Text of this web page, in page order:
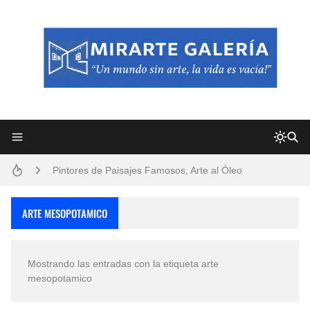
Pintores de Paisajes Famosos, Arte al Óleo
ARTE MESOPOTAMICO
Mostrando las entradas con la etiqueta arte
mesopotamico